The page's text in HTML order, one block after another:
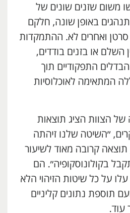
משום שזנים שונים של
באופן שונה, חלקם
ואחרים לא. ההתמקדות
השלם או בזנים בודדים,
התפקודיים תוך
המתאימה לאוכלוסיות
של הצוות הציג תוצאות
״השיטה שלנו זיהתה
תוצאה קרובה מאוד לשיעור
של 94% המתקבל בקולונוסקופיה״. הם
עלו על כל שיטות הזיהוי הלא
תוספת נתונים קליניים
עוד.